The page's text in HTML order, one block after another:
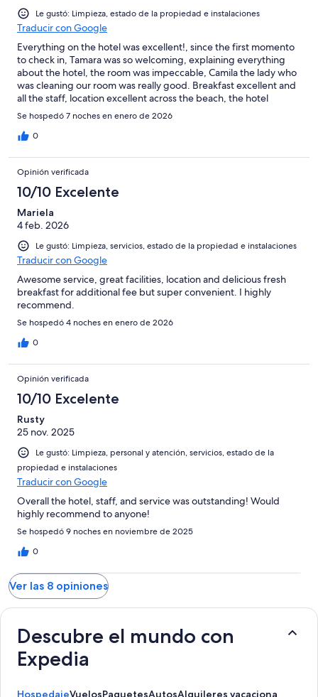
Le gustó: Limpieza, estado de la propiedad e instalaciones
Traducir con Google
Everything on the hotel was excellent!, since the first momento
to check in, Tamara was so welcoming, explaining everything
about the hotel, the room was impeccable, Camila the lady who
was cleaning our room was really good. Breakfast excellent and
all the staff, location excellent across the beach, the hotel
provides with beach towels. Next time we will book Neco hotel
definitely. The receptionist in the morning was so nice !!
Se hospedó 7 noches en enero de 2026
0
Opinión verificada
10/10 Excelente
Mariela
4 feb. 2026
Le gustó: Limpieza, servicios, estado de la propiedad e instalaciones
Traducir con Google
Awesome service, great facilities, location and delicious fresh
breakfast for additional fee but super convenient. I highly
recommend.
Se hospedó 4 noches en enero de 2026
0
Opinión verificada
10/10 Excelente
Rusty
25 nov. 2025
Le gustó: Limpieza, personal y atención, servicios, estado de la
propiedad e instalaciones
Traducir con Google
Overall the hotel, staff, and service was outstanding! Would
highly recommend to anyone!
Se hospedó 9 noches en noviembre de 2025
0
Ver las 8 opiniones
Descubre el mundo con
Expedia
HospedajeVuelosPaquetesAutosAlquileres vacacionales